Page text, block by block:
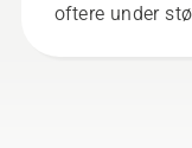
oftere under